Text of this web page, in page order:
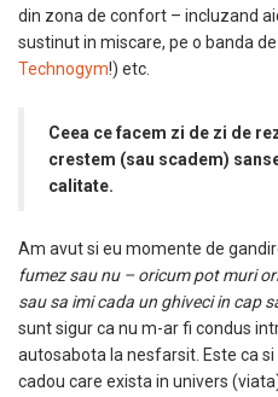
din zona de confort – incluzand
sustinut in miscare, pe o banda
Technogym!) etc.
Ceea ce facem zi de zi de
crestem (sau scadem)
calitate.
Am avut si eu momente de
fumez sau nu – oricum pot muri
sau sa imi cada un ghiveci in cap
sunt sigur ca nu m-ar fi condus
autosabota la nesfarsit. Este ca
cadou care exista in univers